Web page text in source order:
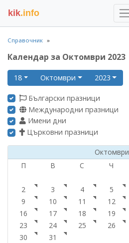
kik.info
Справочник
Календар за Октомври 2023
18 Октомври 2023
Български празници
Международни празници
Имени дни
Църковни празници
Октомври
П
В С Ч
2
3 4 5
9
10 11 12
16
17 18 19
23
24 25 26
30
31